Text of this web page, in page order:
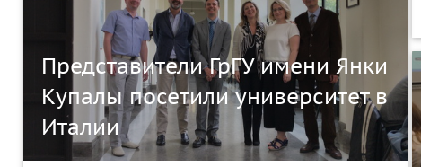
Представители ГрГУ имени Янки
Купалы посетили университет в
Италии